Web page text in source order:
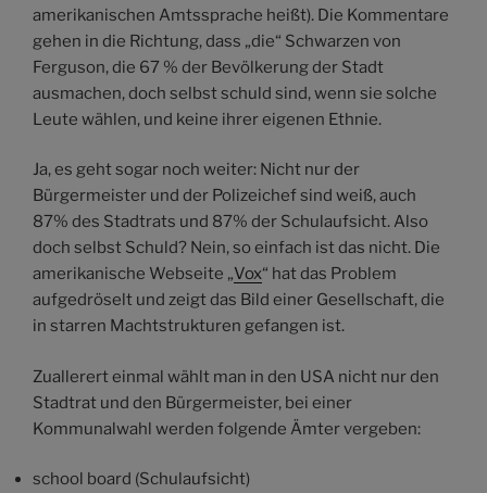
amerikanischen Amtssprache heißt). Die Kommentare
gehen in die Richtung, dass „die“ Schwarzen von
Ferguson, die 67 % der Bevölkerung der Stadt
ausmachen, doch selbst schuld sind, wenn sie solche
Leute wählen, und keine ihrer eigenen Ethnie.
Ja, es geht sogar noch weiter: Nicht nur der
Bürgermeister und der Polizeichef sind weiß, auch
87% des Stadtrats und 87% der Schulaufsicht. Also
doch selbst Schuld? Nein, so einfach ist das nicht. Die
amerikanische Webseite „Vox“ hat das Problem
aufgedröselt und zeigt das Bild einer Gesellschaft, die
in starren Machtstrukturen gefangen ist.
Zuallerert einmal wählt man in den USA nicht nur den
Stadtrat und den Bürgermeister, bei einer
Kommunalwahl werden folgende Ämter vergeben:
school board (Schulaufsicht)